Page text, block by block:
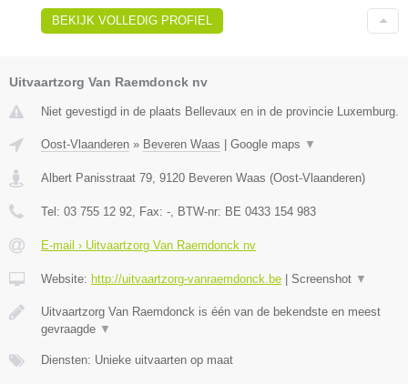
BEKIJK VOLLEDIG PROFIEL
Uitvaartzorg Van Raemdonck nv
Niet gevestigd in de plaats Bellevaux en in de provincie Luxemburg.
Oost-Vlaanderen » Beveren Waas | Google maps ▼
Albert Panisstraat 79 9120 Beveren Waas (Oost-Vlaanderen)
Tel: 03 755 12 92 , Fax: - , BTW-nr: BE 0433 154 983
E-mail › Uitvaartzorg Van Raemdonck nv
Website: http://uitvaartzorg-vanraemdonck.be | Screenshot ▼
Uitvaartzorg Van Raemdonck is één van de bekendste en meest
gevraagde ▼
Diensten: Unieke uitvaarten op maat